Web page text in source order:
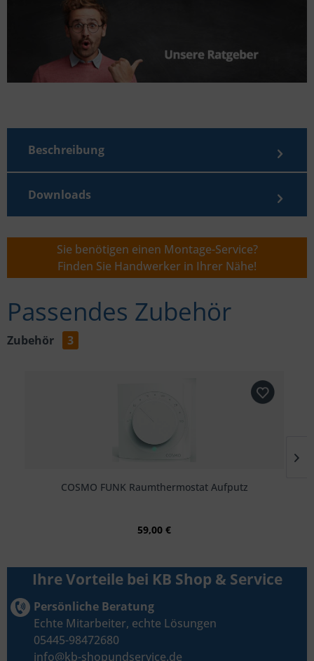
Sie benötigen einen Montage-Service?
Finden Sie Handwerker in Ihrer Nähe!
Passendes Zubehör
Zubehör 3
COSMO FUNK Raumthermostat Aufputz
59,00 €
Ihre Vorteile bei KB Shop & Service
Persönliche Beratung
Echte Mitarbeiter, echte Lösungen
05445-98472680
info@kb-shopundservice.de
Beschreibung
Downloads